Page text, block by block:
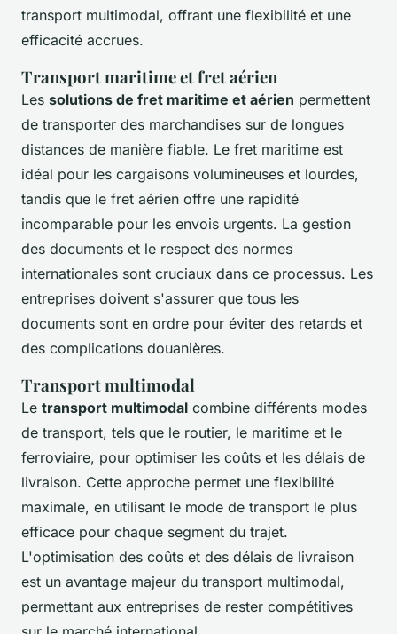
transport multimodal, offrant une flexibilité et une
efficacité accrues.
Transport maritime et fret aérien
Les solutions de fret maritime et aérien permettent
de transporter des marchandises sur de longues
distances de manière fiable. Le fret maritime est
idéal pour les cargaisons volumineuses et lourdes,
tandis que le fret aérien offre une rapidité
incomparable pour les envois urgents. La gestion
des documents et le respect des normes
internationales sont cruciaux dans ce processus. Les
entreprises doivent s'assurer que tous les
documents sont en ordre pour éviter des retards et
des complications douanières.
Transport multimodal
Le transport multimodal combine différents modes
de transport, tels que le routier, le maritime et le
ferroviaire, pour optimiser les coûts et les délais de
livraison. Cette approche permet une flexibilité
maximale, en utilisant le mode de transport le plus
efficace pour chaque segment du trajet.
L'optimisation des coûts et des délais de livraison
est un avantage majeur du transport multimodal,
permettant aux entreprises de rester compétitives